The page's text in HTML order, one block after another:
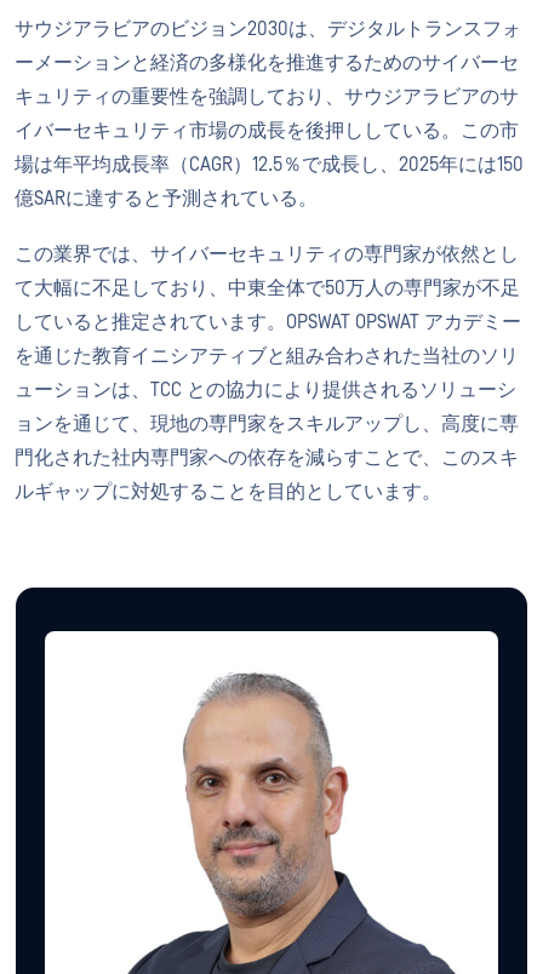
サウジアラビアのビジョン2030は、デジタルトランスフォ
ーメーションと経済の多様化を推進するためのサイバーセ
キュリティの重要性を強調しており、サウジアラビアのサ
イバーセキュリティ市場の成長を後押ししている。この市
場は年平均成長率（CAGR）12.5％で成長し、2025年には150
億SARに達すると予測されている。
この業界では、サイバーセキュリティの専門家が依然とし
て大幅に不足しており、中東全体で50万人の専門家が不足
していると推定されています。OPSWAT OPSWAT アカデミー
を通じた教育イニシアティブと組み合わされた当社のソリ
ューションは、TCC との協力により提供されるソリューシ
ョンを通じて、現地の専門家をスキルアップし、高度に専
門化された社内専門家への依存を減らすことで、このスキ
ルギャップに対処することを目的としています。